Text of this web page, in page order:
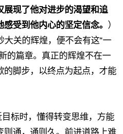
现了他对进步的渴望和追
受到他内心的坚定信念。 ）
关的辉煌，便不会有这“一
的篇章。真正的辉煌不在一
的脚步，以终点为起点，才能
标时，懂得转变思维，方能
则通，通则久。前进道路上难